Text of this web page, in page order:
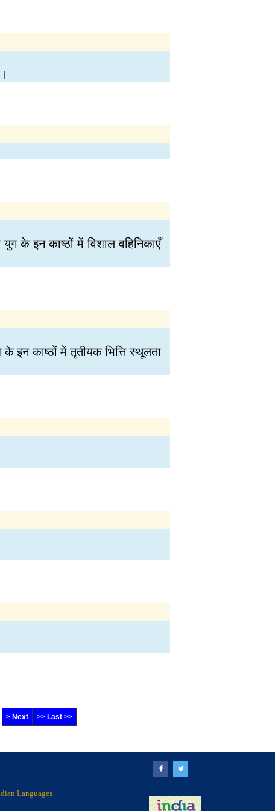
के इन काष्ठों में विशाल वहिनिकाएँ
इन काष्ठों में तृतीयक भित्ति स्थूलता
> Next >> Last >>
Languages